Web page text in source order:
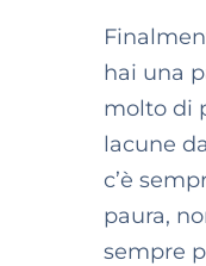
hai una
molto di
lacune
c’è
paura,
sempre